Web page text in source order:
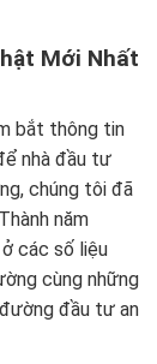
Mới Nhất
bắt thông tin
nhà đầu tư
chúng tôi đã
năm
các số liệu
cùng những
đầu tư an